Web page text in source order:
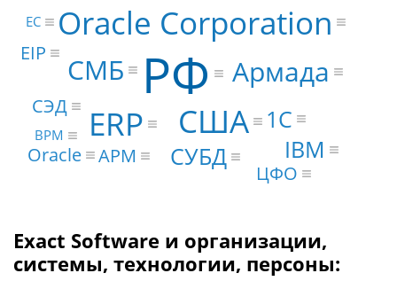
РФ
Oracle Corporation
ERP США
Армада
СМБ
IBM
1С
СУБД
Oracle
СЭД
АРМ
EIP
ЦФО
BPM
ЕС
Exact Software и организации,
системы, технологии, персоны: